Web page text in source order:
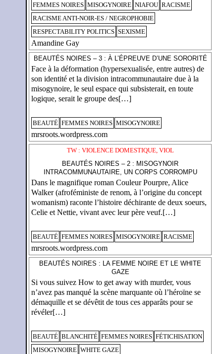
FEMMES NOIRES MISOGYNOIRE NIAFOU RACISME
RACISME ANTI-NOIR-ES / NEGROPHOBIE
RESPECTABILITY POLITICS SEXISME
Amandine Gay
BEAUTÉS NOIRES – 3 : À L’ÉPREUVE D’UNE SORORITÉ
Face à la déformation (hypersexualisée, entre autres) de
son identité et la division intracommunautaire due à la
misogynoire, le seul espace qui subsisterait, en toute
logique, serait le groupe des[…]
BEAUTÉ FEMMES NOIRES MISOGYNOIRE
mrsroots.wordpress.com
TW : VIOLENCE DOMESTIQUE, VIOL
BEAUTÉS NOIRES – 2 : MISOGYNOIR
INTRACOMMUNAUTAIRE, UN CORPS CORROMPU
Dans le magnifique roman Couleur Pourpre, Alice
Walker (afroféministe de renom, à l’origine du concept
womanism) raconte l’histoire déchirante de deux soeurs,
Celie et Nettie, vivant avec leur père veuf.[…]
BEAUTÉ FEMMES NOIRES MISOGYNOIRE RACISME
mrsroots.wordpress.com
BEAUTÉS NOIRES : LA FEMME NOIRE ET LE WHITE
GAZE
Si vous suivez How to get away with murder, vous
n’avez pas manqué la scène marquante où l’héroïne se
démaquille et se dévêtit de tous ces apparâts pour se
révéler[…]
BEAUTÉ BLANCHITÉ FEMMES NOIRES FÉTICHISATION
MISOGYNOIRE WHITE GAZE